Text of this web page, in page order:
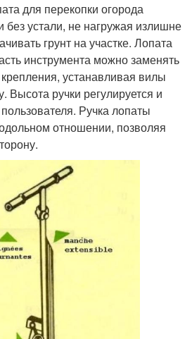
для перекопки огорода
без устали, не нагружая излишне
грунт на участке. Лопата
инструмента можно заменять
устанавливая вилы
Высота ручки регулируется и
Ручка лопаты
отношении, позволяя